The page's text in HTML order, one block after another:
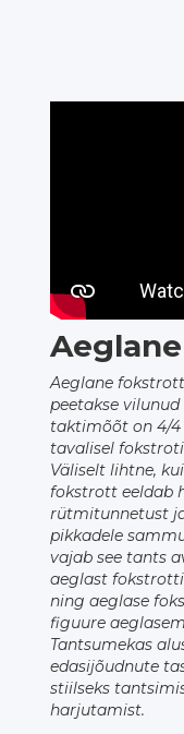
Aeglane
peetakse
taktimõõt on 4/
tavalisel
Väliselt lihtne,
fokstrott eeldab
rütmitunnetust
pikkadele
vajab see tants
aeglast
ning aeglase
figuure
Tantsumekas
edasijõudnute
stiilseks
harjutamist.